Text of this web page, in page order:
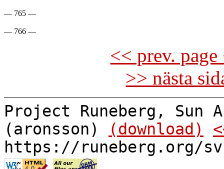
— 765 —
<< prev.
>> nästa
Project Runeberg, Sun
(aronsson)
(download)
https://runeberg.org/